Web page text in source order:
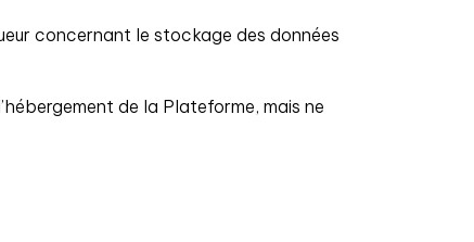
concernant le stockage des données
de la Plateforme, mais ne